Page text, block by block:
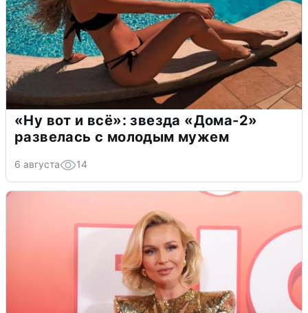
«Ну вот и всё»: звезда «Дома-2»
развелась с молодым мужем
6 августа 14